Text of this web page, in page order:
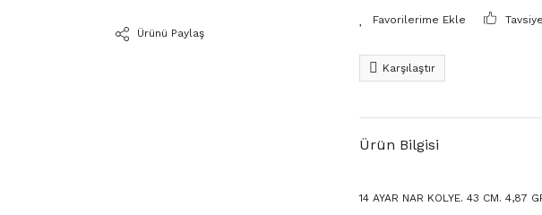
Ürünü Paylaş
Karşılaştır
Ürün Bilgisi
14 AYAR NAR KOLYE. 43 CM. 4,87